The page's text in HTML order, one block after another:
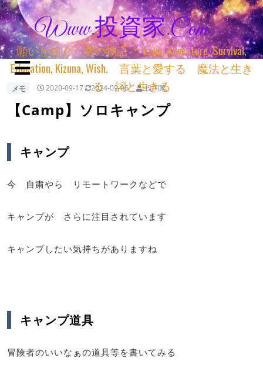
Www.投資家.com
願いと紡ぐ 君の物語 ＊ Love, Adventure, Survival,
Education, Kizuna, Wish. 言葉と愛する 魔法と生き
る 詞と生きる
メモ 2020-09-17 2024-09-06 投詞家
【Camp】ソロキャンプ
キャンプ
今 自粛やら リモートワークなどで
キャンプが さらに注目されています
キャンプしたい気持ちがありますね
キャンプ道具
冒険者のいいなぁの道具等を書いてみる